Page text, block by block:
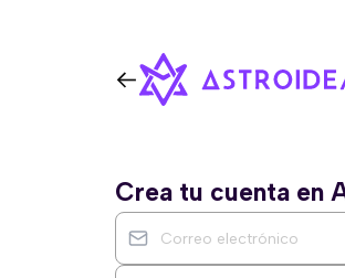
Crea tu cuenta en